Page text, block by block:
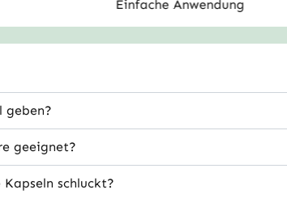
und ganz ohne künstliche Zusätze.
Einfache Anwendung
geben?
geeignet?
schluckt?